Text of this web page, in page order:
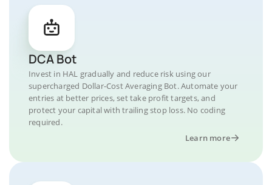
DCA Bot
Invest in HAL gradually and reduce risk using our
supercharged Dollar-Cost Averaging Bot. Automate your
entries at better prices, set take profit targets, and
protect your capital with trailing stop loss. No coding
required.
Learn more